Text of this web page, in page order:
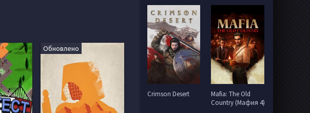
Обновлено
Crimson Desert
Mafia: The Old
Country (Мафия 4)